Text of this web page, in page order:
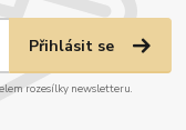
Přihlásit se
rozesílky newsletteru.